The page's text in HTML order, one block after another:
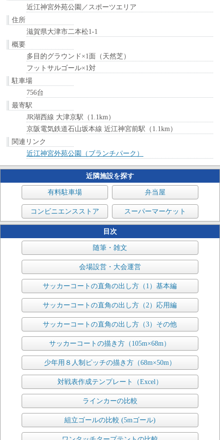
近江神宮外苑公園／スポーツエリア
住所
滋賀県大津市二本松1-1
概要
多目的グラウンド×1面（天然芝）
フットサルゴール×1対
駐車場
756台
最寄駅
JR湖西線 大津京駅（1.1km）
京阪電気鉄道石山坂本線 近江神宮前駅（1.1km）
関連リンク
近江神宮外苑公園（ブランチパーク）
近隣施設を探す
有料駐車場 弁当屋
コンビニエンスストア スーパーマーケット
目次
随筆・雑文
会場設営・大会運営
サッカーコートの直角の出し方（1）基本編
サッカーコートの直角の出し方（2）応用編
サッカーコートの直角の出し方（3）その他
サッカーコートの描き方（105m×68m）
少年用８人制ピッチの描き方（68m×50m）
対戦表作成テンプレート（Excel）
ラインカーの比較
組立ゴールの比較 (5mゴール)